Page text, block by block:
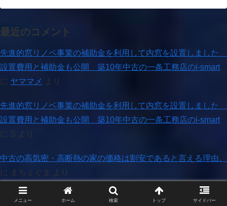
最近のコメント
先進的窓リノベ事業の補助金を利用して内窓を設置しました
設置費用と補助金も公開 築10年中古の一条工務店のi-smart
に ヤママメ より
先進的窓リノベ事業の補助金を利用して内窓を設置しました
設置費用と補助金も公開 築10年中古の一条工務店のi-smart
に S より
中古の高気密・高断熱の家の価格は割安であると言える理由。
に
まちょぐま より
中古の高気密・高断熱の家の価格は割安であると言える理由。
メニュー ホーム 検索 トップ サイドバー